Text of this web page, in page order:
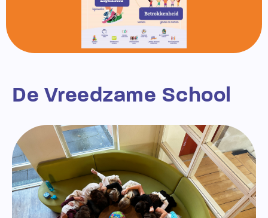
De Vreedzame School